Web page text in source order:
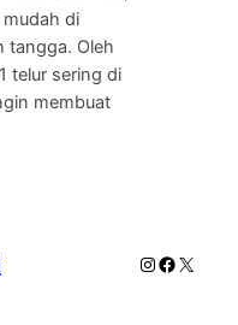
di
tangga. Oleh
telur sering di
membuat
Instagram
X